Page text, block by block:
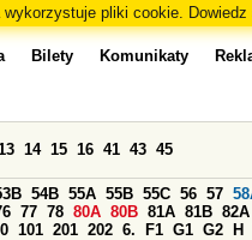
wykorzystuje pliki cookie. Dowiedz
Bilety Komunikaty
14 15 16 41 43 45
54B 55A 55B 55C 56 57
77 78 80A 80B 81A 81B 82A
101 201 202 6. F1 G1 G2 H